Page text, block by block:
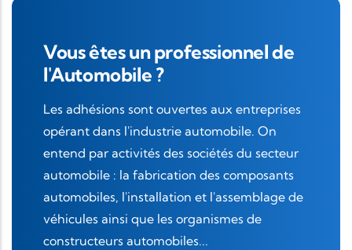
Vous êtes un professionnel de
l'Automobile ?
Les adhésions sont ouvertes aux entreprises
opérant dans l'industrie automobile. On
entend par activités des sociétés du secteur
automobile : la fabrication des composants
automobiles, l'installation et l'assemblage de
véhicules ainsi que les organismes de
constructeurs automobiles...